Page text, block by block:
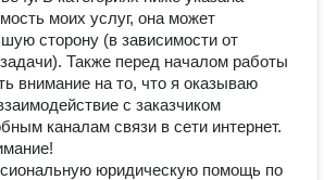
моих услуг, она может
сторону (в зависимости от
Также перед началом работы
внимание на то, что я оказываю
с заказчиком
каналам связи в сети интернет.
юридическую помощь по